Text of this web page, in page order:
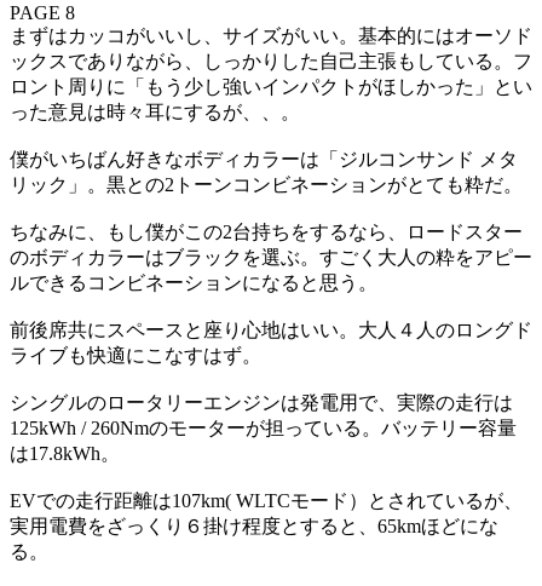
PAGE 8
まずはカッコがいいし、サイズがいい。基本的にはオーソド
ックスでありながら、しっかりした自己主張もしている。フ
ロント周りに「もう少し強いインパクトがほしかった」とい
った意見は時々耳にするが、、。
僕がいちばん好きなボディカラーは「ジルコンサンド メタ
リック」。黒との2トーンコンビネーションがとても粋だ。
ちなみに、もし僕がこの2台持ちをするなら、ロードスター
のボディカラーはブラックを選ぶ。すごく大人の粋をアピー
ルできるコンビネーションになると思う。
前後席共にスペースと座り心地はいい。大人４人のロングド
ライブも快適にこなすはず。
シングルのロータリーエンジンは発電用で、実際の走行は
125kWh / 260Nmのモーターが担っている。バッテリー容量
は17.8kWh。
EVでの走行距離は107km( WLTCモード）とされているが、
実用電費をざっくり６掛け程度とすると、65kmほどにな
る。